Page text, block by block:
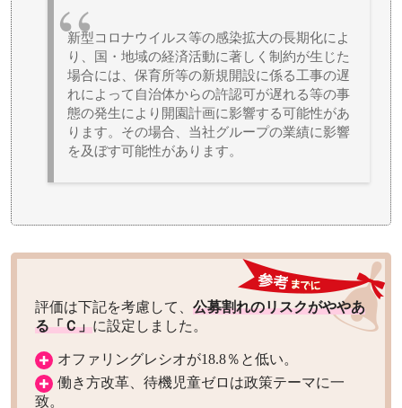
新型コロナウイルス等の感染拡大の長期化によ
り、国・地域の経済活動に著しく制約が生じた
場合には、保育所等の新規開設に係る工事の遅
れによって自治体からの許認可が遅れる等の事
態の発生により開園計画に影響する可能性があ
ります。その場合、当社グループの業績に影響
を及ぼす可能性があります。
評価は下記を考慮して、 公募割れのリスクがややあ
る「Ｃ」に設定しました。
オファリングレシオが18.8％と低い。
働き方改革、待機児童ゼロは政策テーマに一
致。